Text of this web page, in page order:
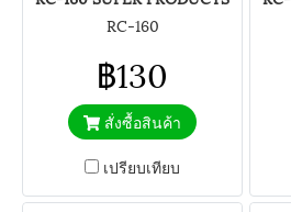
RC-160
฿130
สั่งซื้อสินค้า
เปรียบเทียบ